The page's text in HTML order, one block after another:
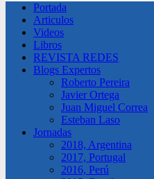
Portada
Articulos
Videos
Libros
REVISTA REDES
Blogs Expertos
Roberto Pereira
Javier Ortega
Juan Miguel Correa
Esteban Laso
Jornadas
2018, Argentina
2017, Portugal
2016, Perú